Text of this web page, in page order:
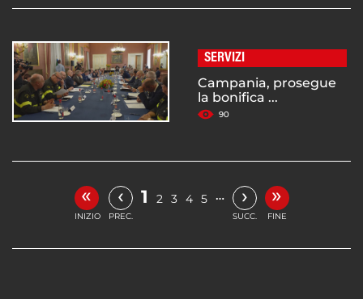
SERVIZI
Campania, prosegue
la bonifica ...
90
«
INIZIO
‹
PREC.
1 2 3 4 5 … ›
SUCC.
»
FINE